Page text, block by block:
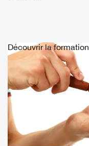
Découvrir la formation